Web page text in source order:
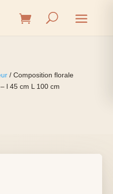
/ Composition florale
l 45 cm L 100 cm